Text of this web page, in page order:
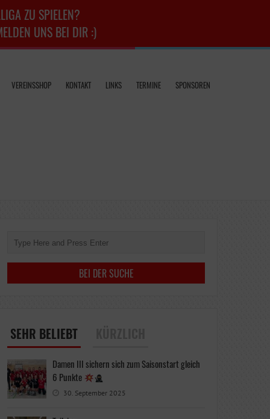
ZU SPIELEN?
UNS BEI DIR :)
VEREINSSHOP KONTAKT LINKS TERMINE SPONSOREN
SEHR BELIEBT
Damen III sichern sich zum Saisonstart gleich
6 Punkte
30. September 2025